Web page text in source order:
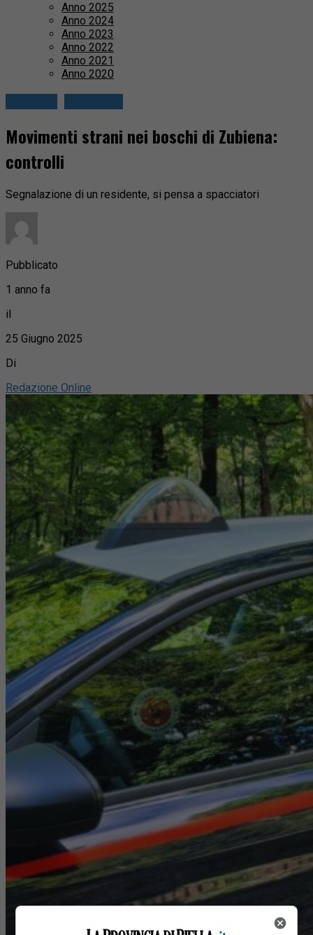
Anno 2025
Anno 2024
Anno 2023
Anno 2022
Anno 2021
Anno 2020
Movimenti strani nei boschi di Zubiena:
controlli
Segnalazione di un residente, si pensa a spacciatori
Pubblicato
1 anno fa
il
25 Giugno 2025
Di
Redazione Online